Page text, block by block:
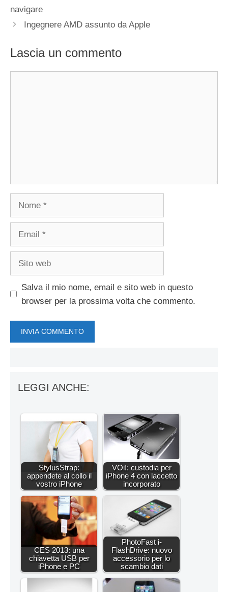
navigare
Ingegnere AMD assunto da Apple
Lascia un commento
Salva il mio nome, email e sito web in questo
browser per la prossima volta che commento.
LEGGI ANCHE:
StylusStrap:
appendete al collo il
vostro iPhone
VOi!: custodia per
iPhone 4 con laccetto
incorporato
CES 2013: una
chiavetta USB per
iPhone e PC
PhotoFast i-
FlashDrive: nuovo
accessorio per lo
scambio dati